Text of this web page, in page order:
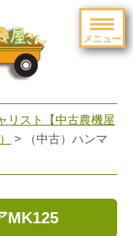
メニュー
リスト【中古農機屋
> （中古）ハンマ
MK125